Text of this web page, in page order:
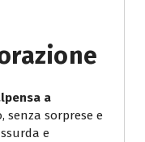
a
senza sorprese e
e